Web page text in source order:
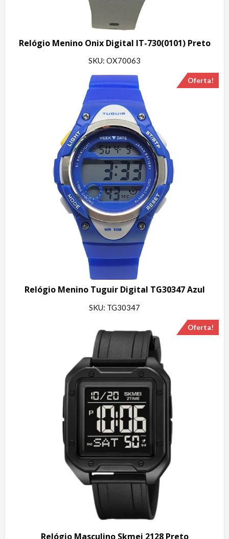
Relógio Menino Onix Digital IT-730(0101) Preto
SKU: OX70063
Oferta!
Relógio Menino Tuguir Digital TG30347 Azul
SKU: TG30347
Oferta!
Relógio Masculino Skmei 2128 Preto